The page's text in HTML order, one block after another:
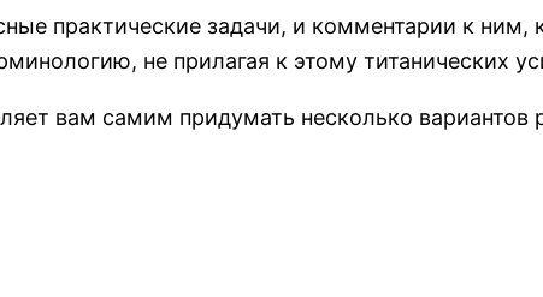
практические задачи, и комментарии к ним,
не прилагая к этому титанических
вам самим придумать несколько вариантов